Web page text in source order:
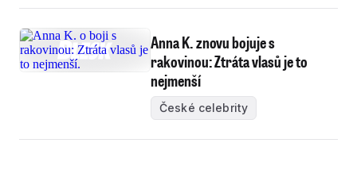
Anna K. znovu bojuje s
rakovinou: Ztráta vlasů je to
nejmenší
České celebrity